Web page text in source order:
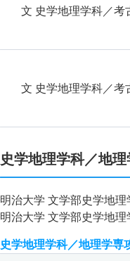
文 史学地理学科／考
文 史学地理学科／考
史学地理学科／地
明治大学 文学部史学地
明治大学 文学部史学地
史学地理学科／地理学専